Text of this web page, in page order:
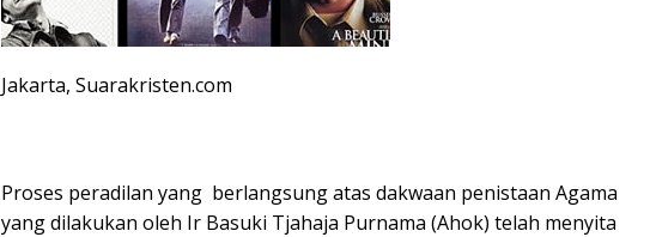
Jakarta, Suarakristen.com
Proses peradilan yang berlangsung atas dakwaan penistaan Agama
yang dilakukan oleh Ir Basuki Tjahaja Purnama (Ahok) telah menyita